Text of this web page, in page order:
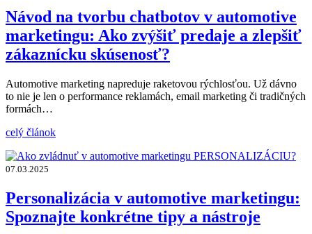
Návod na tvorbu chatbotov v automotive
marketingu: Ako zvýšiť predaje a zlepšiť
zákaznícku skúsenosť?
Automotive marketing napreduje raketovou rýchlosťou. Už dávno
to nie je len o performance reklamách, email marketing či tradičných
formách…
celý článok
07.03.2025
Personalizácia v automotive marketingu:
Spoznajte konkrétne tipy a nástroje